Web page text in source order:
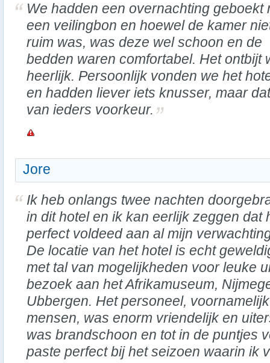
We hadden een overnachting geboekt
een veilingbon en hoewel de kamer
ruim was, was deze wel schoon en de
bedden waren comfortabel. Het ontbijt
heerlijk. Persoonlijk vonden we het
en hadden liever iets knusser, maar
van ieders voorkeur.
Jore
Ik heb onlangs twee nachten
in dit hotel en ik kan eerlijk zeggen dat
perfect voldeed aan al mijn
De locatie van het hotel is echt
met tal van mogelijkheden voor leuke
bezoek aan het Afrikamuseum,
Ubbergen. Het personeel,
mensen, was enorm vriendelijk en
was brandschoon en tot in de puntjes
paste perfect bij het seizoen waarin ik